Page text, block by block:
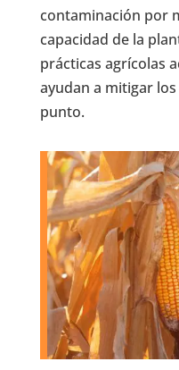
contaminación por
capacidad de la
prácticas agrícolas
ayudan a mitigar
punto.